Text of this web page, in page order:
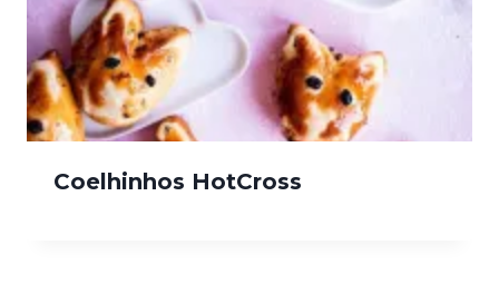
Coelhinhos HotCross